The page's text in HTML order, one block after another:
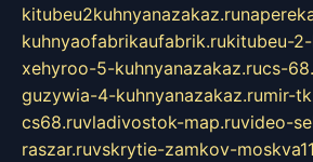
kitubeu2kuhnyanazakaz.ru
kuhnyaofabrikaufabrik.rukitubeu-
xehyroo-5-kuhnyanazakaz.rucs-
guzywia-4-kuhnyanazakaz.rumir-
cs68.ruvladivostok-map.ruvideo-
raszar.ruvskrytie-zamkov-